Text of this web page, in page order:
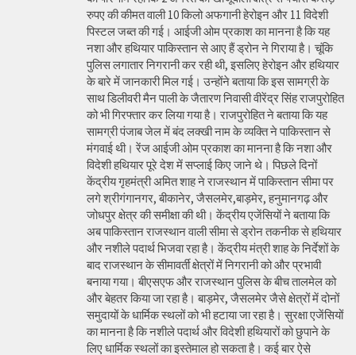
रुपए की कीमत वाली 10 किलो अफगानी हेरोइन और 11 विदेशी
पिस्टल जब्त की गई। आईजी ओम प्रकाश का मानना है कि यह
नशा और हथियार पाकिस्तान से आए हैं ड्रोन ने गिराया है। चूंकि
पुलिस लगातार निगरानी कर रही थी, इसलिए हेरोइन और हथियार
के बारे में जानकारी मिल गई। उन्होंने बताया कि इस सामग्री के
साथ डिलीवरी मैन पाली के जैतारण निवासी वीरेंद्र सिंह राजपुरोहित
को भी गिरफ्तार कर लिया गया है। राजपुरोहित ने बताया कि यह
सामग्री पंजाब जेल में बंद लक्खी नाम के व्यक्ति ने पाकिस्तान से
मंगवाई थी। रेंज आईजी ओम प्रकाश का मानना है कि नशा और
विदेशी हथियार पूरे देश में सप्लाई किए जाने थे। पिछले दिनों
केंद्रीय गृहमंत्री अमित शाह ने राजस्थान में पाकिस्तान सीमा पर
लगे श्रीगंगानगर, बीकानेर, जैसलमेर,बाड़मेर, हनुमानगढ़ और
जोधपुर क्षेत्र की समीक्षा की थी। केंद्रीय एजेंसियों ने बताया कि
अब पाकिस्तान राजस्थान वाली सीमा से ड्रोन तकनीक से हथियार
और नशीले पदार्थ भिजवा रहा है। केंद्रीय मंत्री शाह के निर्देशों के
बाद राजस्थान के सीमावर्ती क्षेत्रों में निगरानी को और प्रभावी
बनाया गया। बीएसएफ और राजस्थान पुलिस के बीच तालमेल को
और बेहतर किया जा रहा है। बाड़मेर, जैसलमेर जैसे क्षेत्रों में दोनों
समुदायों के धार्मिक स्थलों को भी हटाया जा रहा है। सुरक्षा एजेंसियों
का मानना है कि नशीले पदार्थ और विदेशी हथियारों को छुपाने के
लिए धार्मिक स्थलों का इस्तेमाल हो सकता है। कई बार ऐसे